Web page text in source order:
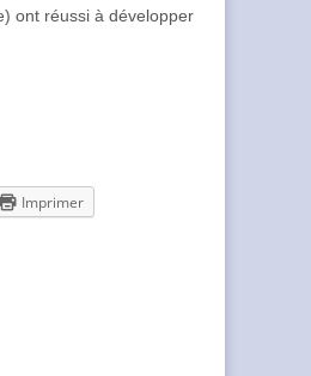
ont réussi à développer
Imprimer